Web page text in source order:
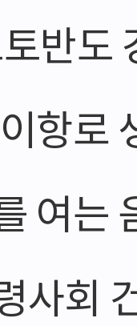
반도
항로
여는
건강과